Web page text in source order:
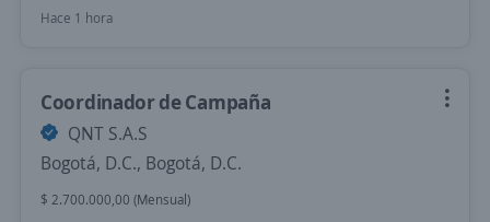
Hace 1 hora
Coordinador de Campaña
QNT S.A.S
Bogotá, D.C., Bogotá, D.C.
$ 2.700.000,00 (Mensual)